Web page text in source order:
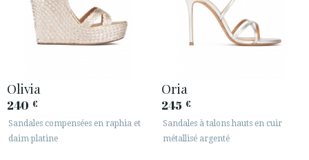
Olivia
240 €
Sandales compensées en raphia et
daim platine
Oria
245 €
Sandales à talons hauts en cuir
métallisé argenté